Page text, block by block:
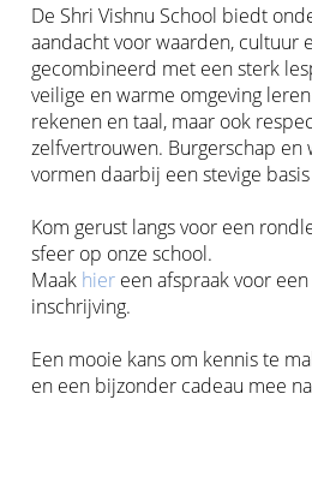
De Shri Vishnu School biedt
aandacht voor waarden, cultuur
gecombineerd met een sterk
veilige en warme omgeving
rekenen en taal, maar ook
zelfvertrouwen. Burgerschap
vormen daarbij een stevige
Kom gerust langs voor een
sfeer op onze school.
Maak hier een afspraak voor
inschrijving.
Een mooie kans om kennis te
en een bijzonder cadeau mee